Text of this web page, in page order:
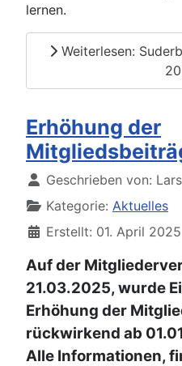
lernen.
Weiterlesen:
Erhöhung der
Details
Geschrieben von:
Kategorie: Aktuelles
Erstellt: 01. April 2025
Auf der
21.03.2025, wurde
Erhöhung der
rückwirkend ab
Alle Informationen,